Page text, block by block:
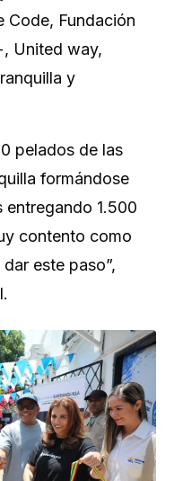
Code, Fundación
United way,
y
pelados de las
formándose
1.500
contento como
este paso”,